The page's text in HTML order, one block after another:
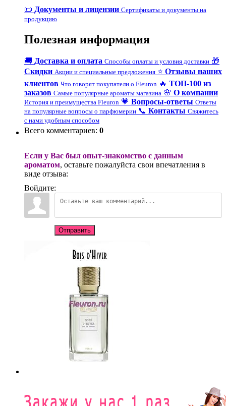
📜 Документы и лицензии Сертификаты и документы на
продукцию
Полезная информация
🚚 Доставка и оплата Способы оплаты и условия доставки 🎁
Скидки Акции и специальные предложения ⭐ Отзывы наших
клиентов Что говорят покупатели о Fleuron 🔥 ТОП-100 из
заказов Самые популярные ароматы магазина 🌸 О компании
История и преимущества Fleuron 💗 Вопросы-ответы Ответы
на популярные вопросы о парфюмерии 📞 Контакты Свяжитесь
с нами удобным способом
Всего комментариев: 0
Если у Вас был опыт-знакомство с данным
ароматом, оставьте пожалуйста свои впечатления в
виде отзыва:
Войдите:
Отправить